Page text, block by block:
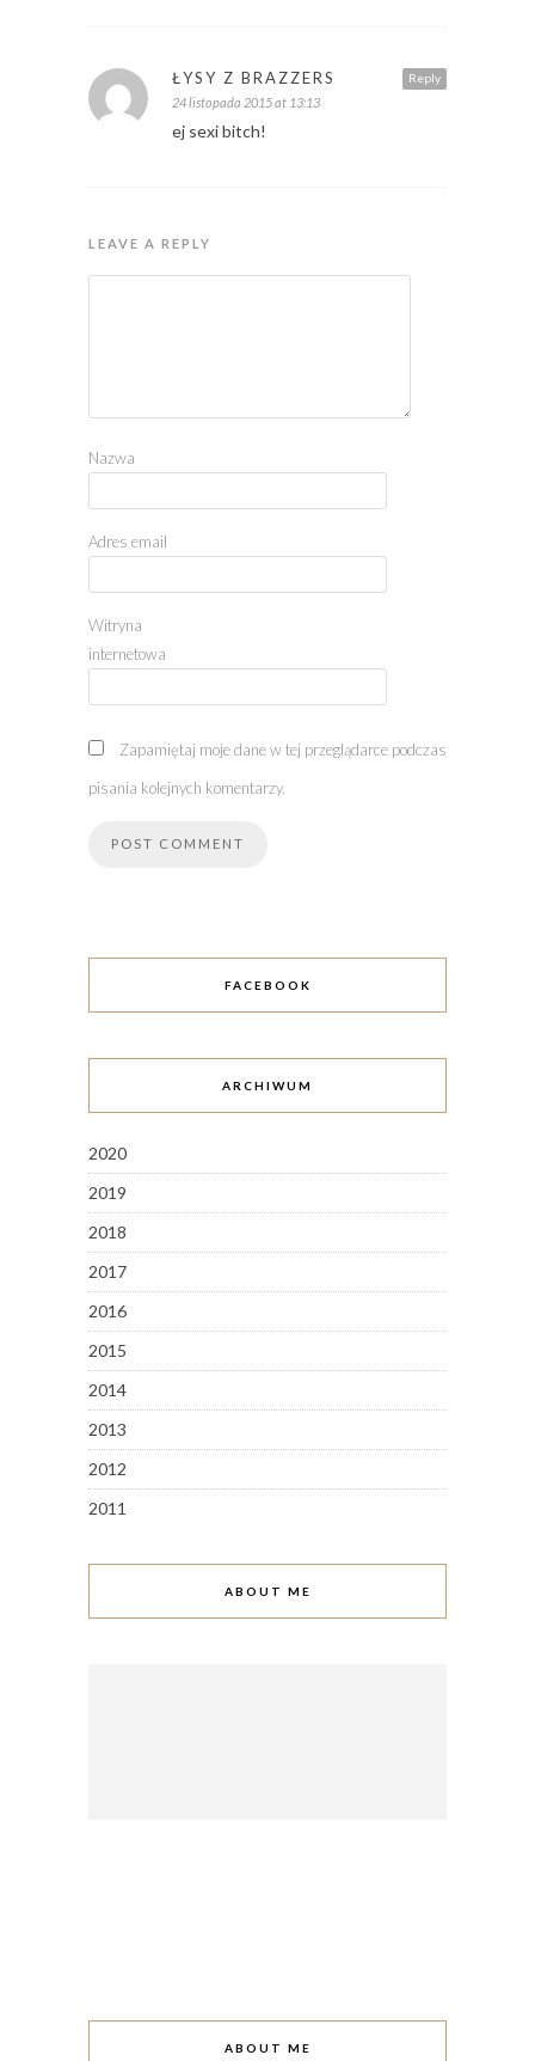
Reply
ŁYSY Z BRAZZERS
24 listopada 2015 at 13:13
ej sexi bitch!
LEAVE A REPLY
Nazwa
Adres email
Witryna
internetowa
Zapamiętaj moje dane w tej przeglądarce podczas
pisania kolejnych komentarzy.
FACEBOOK
ARCHIWUM
2020
2019
2018
2017
2016
2015
2014
2013
2012
2011
ABOUT ME
ABOUT ME